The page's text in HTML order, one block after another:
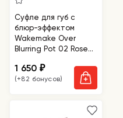
Суфле для губ с
блюр-эффектом
Wakemake Over
Blurring Pot 02 Rose
1 650₽
(+82 бонусов)